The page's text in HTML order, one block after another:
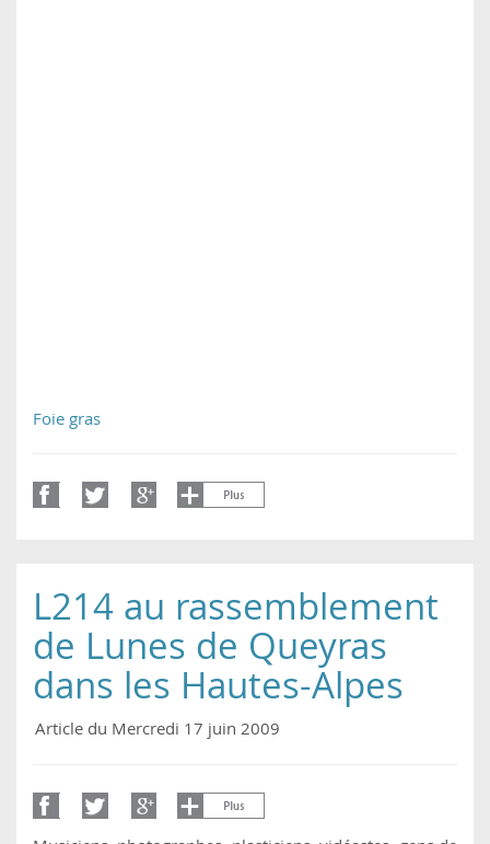
Foie gras
L214 au rassemblement
de Lunes de Queyras
dans les Hautes-Alpes
Article du Mercredi 17 juin 2009